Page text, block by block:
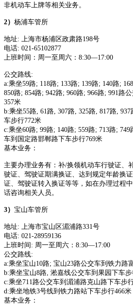
非机动车上牌等相关业务。
2） 杨浦车管所
地址: 上海市杨浦区政肃路198号
电话: 021-65102877
上班时间： 周一至周六： 8:30—17:00
公交路线:
a:乘坐59路; 118路; 133路; 139路; 140路;
850路; 854路; 942路; 960路; 966路; 991路
357米
b:乘坐55路, 61路, 307路, 325路, 817路,
车步行772米
c:乘坐60路; 99路; 140路; 559路; 713路;
车到国定路邯郸路下车步行769米
基本业务：
主要办理业务有：补/换领机动车行驶证、
驶证、驾驶证期满换证、达到规定年龄换
证、驾驶证转入换证等等，如在办理过程
话咨询相关人员。
3） 宝山车管所
地址: 上海市宝山区湄浦路331号
电话: 021-28959136
上班时间 : 周一至周六： 8:30—17:00
公交路线:
a:乘坐宝山10路; 宝山23路公交车到铁力路
b:乘坐宝山8路, 淞嘉线公交车到果园下车步
c:乘坐711路公交车到湄浦路克山路下车步
d:乘坐地铁3号线到铁力路站下车步行466米
基本业务：